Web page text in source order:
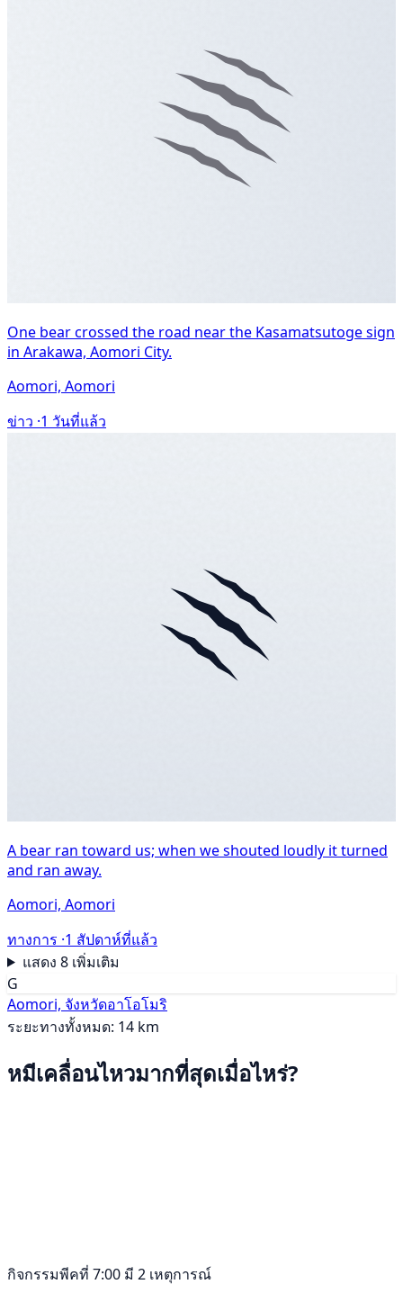
One bear crossed the road near the Kasamatsutoge sign
in Arakawa, Aomori City.
Aomori, Aomori
ข่าว ·1 วันที่แล้ว
A bear ran toward us; when we shouted loudly it turned
and ran away.
Aomori, Aomori
ทางการ ·1 สัปดาห์ที่แล้ว
แสดง 8 เพิ่มเติม
G
Aomori, จังหวัดอาโอโมริ
ระยะทางทั้งหมด: 14 km
หมีเคลื่อนไหวมากที่สุดเมื่อไหร่?
กิจกรรมพีคที่ 7:00 มี 2 เหตุการณ์